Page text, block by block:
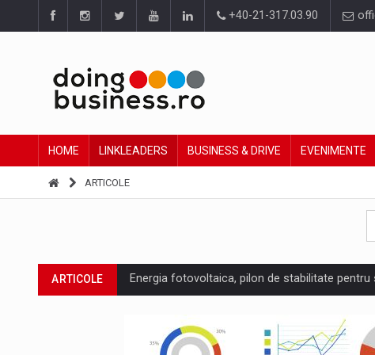
+40-21-317.03.90
HOME LINKLEADERS BUSINESS & DRIVE EVENIMENTE
ARTICOLE
ARTICOLE Energia fotovoltaica, pilon de stabilitate
Ingredient Spotlight: What SKU Level Tracking